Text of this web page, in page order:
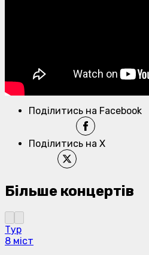
Поділитись на Facebook
Поділитись на X
Більше концертів
Тур
8 міст